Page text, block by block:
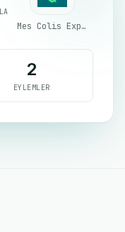
Mes Colis Express
2
EYLEMLER